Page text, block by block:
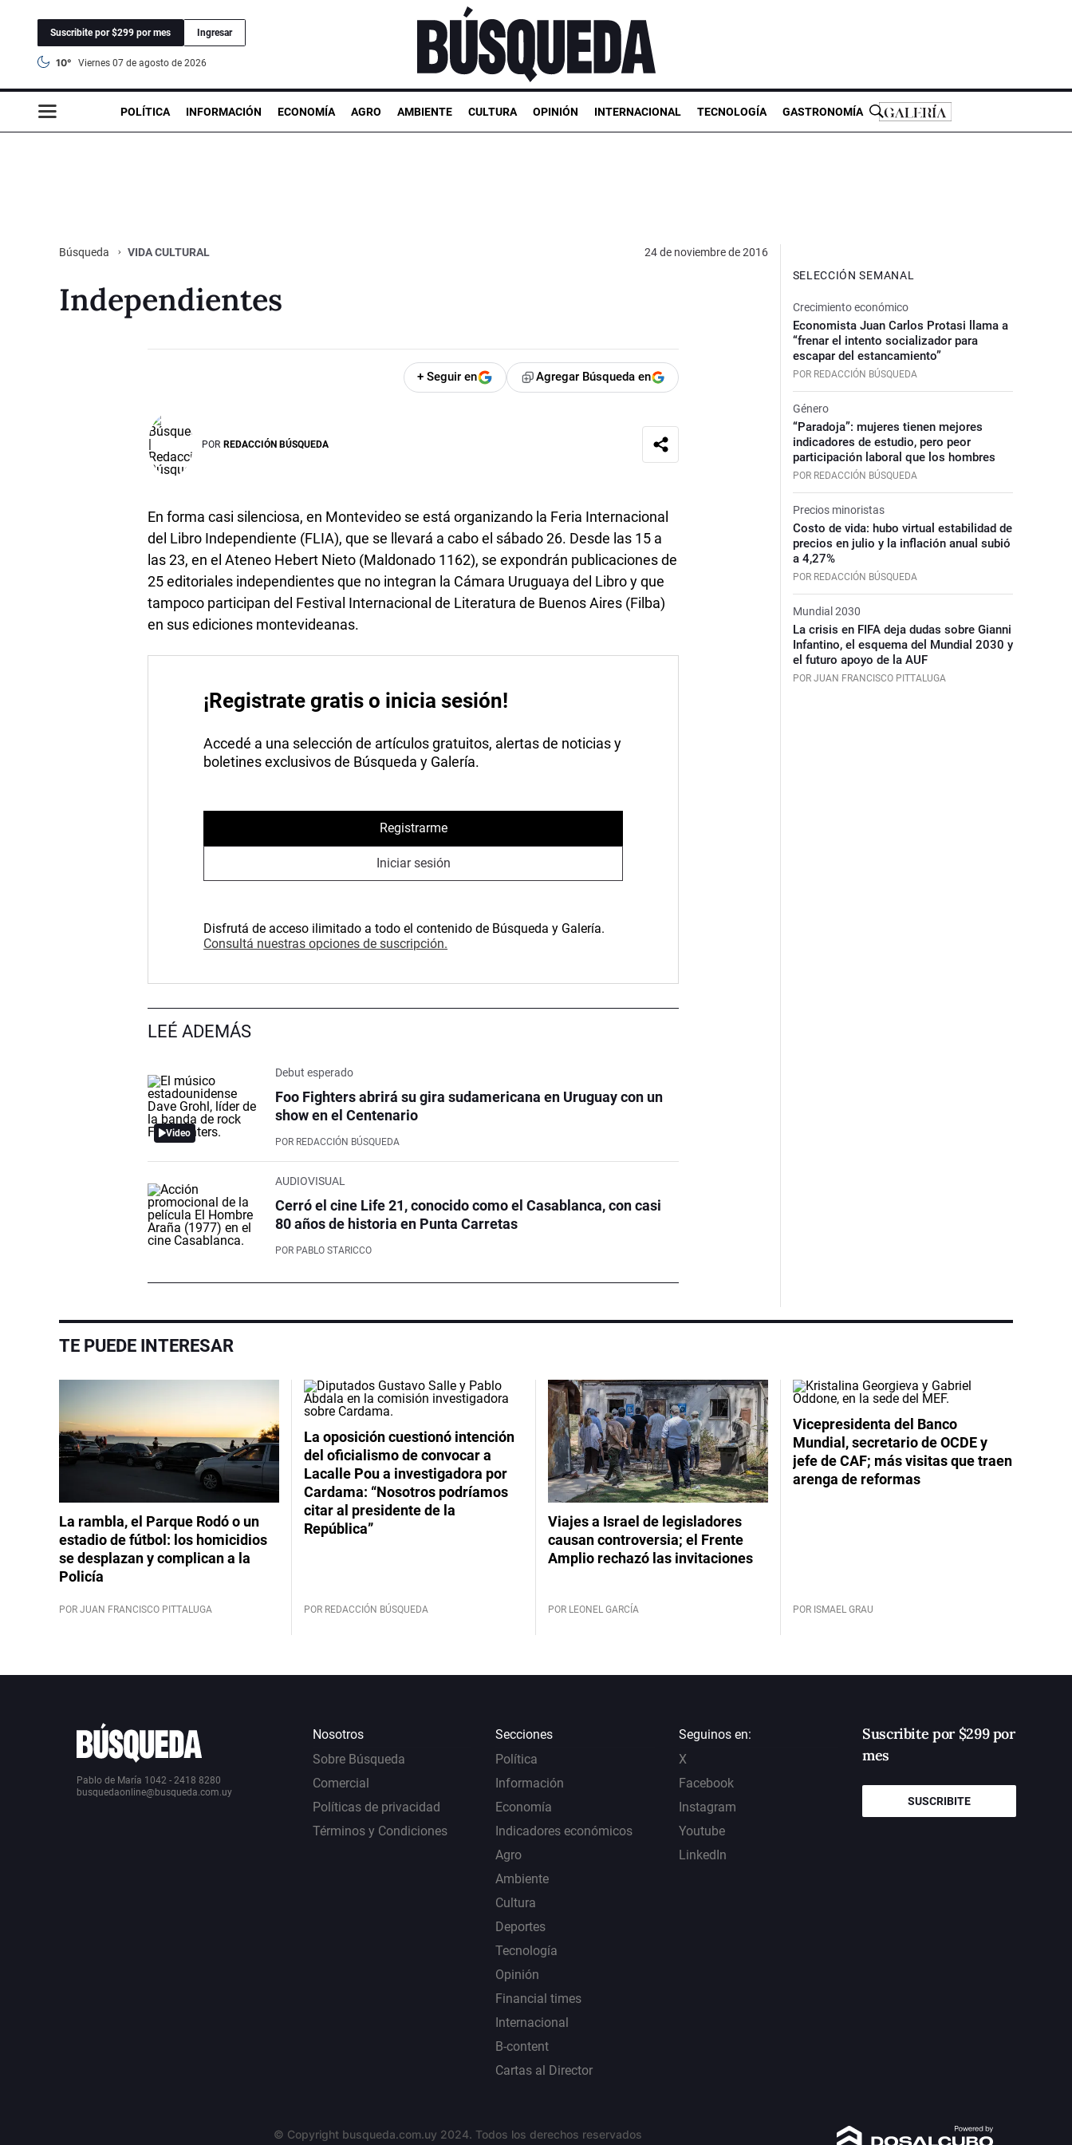
Suscribite por $299 por mes Ingresar
10° viernes 07 de agosto de 2026
POLÍTICA INFORMACIÓN ECONOMÍA AGRO AMBIENTE CULTURA OPINIÓN INTERNACIONAL TECNOLOGÍA GASTRONOMÍA
Búsqueda VIDA CULTURAL 24 de noviembre de 2016
Independientes
+ Seguir en Agregar Búsqueda en
POR REDACCIÓN BÚSQUEDA
En forma casi silenciosa, en Montevideo se está organizando la Feria Internacional
del Libro Independiente (FLIA), que se llevará a cabo el sábado 26. Desde las 15 a
las 23, en el Ateneo Hebert Nieto (Maldonado 1162), se expondrán publicaciones de
25 editoriales independientes que no integran la Cámara Uruguaya del Libro y que
tampoco participan del Festival Internacional de Literatura de Buenos Aires (Filba)
en sus ediciones montevideanas.
¡Registrate gratis o inicia sesión!
Accedé a una selección de artículos gratuitos, alertas de noticias y
boletines exclusivos de Búsqueda y Galería.
Registrarme
Iniciar sesión
Disfrutá de acceso ilimitado a todo el contenido de Búsqueda y Galería.
Consultá nuestras opciones de suscripción.
LEÉ ADEMÁS
Video
Debut esperado
Foo Fighters abrirá su gira sudamericana en Uruguay con un
show en el Centenario
POR REDACCIÓN BÚSQUEDA
AUDIOVISUAL
Cerró el cine Life 21, conocido como el Casablanca, con casi
80 años de historia en Punta Carretas
POR PABLO STARICCO
SELECCIÓN SEMANAL
Crecimiento económico
Economista Juan Carlos Protasi llama a
“frenar el intento socializador para
escapar del estancamiento”
POR REDACCIÓN BÚSQUEDA
Género
“Paradoja”: mujeres tienen mejores
indicadores de estudio, pero peor
participación laboral que los hombres
POR REDACCIÓN BÚSQUEDA
Precios minoristas
Costo de vida: hubo virtual estabilidad de
precios en julio y la inflación anual subió
a 4,27%
POR REDACCIÓN BÚSQUEDA
Mundial 2030
La crisis en FIFA deja dudas sobre Gianni
Infantino, el esquema del Mundial 2030 y
el futuro apoyo de la AUF
POR JUAN FRANCISCO PITTALUGA
TE PUEDE INTERESAR
La rambla, el Parque Rodó o un
estadio de fútbol: los homicidios
se desplazan y complican a la
Policía
POR JUAN FRANCISCO PITTALUGA
La oposición cuestionó intención
del oficialismo de convocar a
Lacalle Pou a investigadora por
Cardama: “Nosotros podríamos
citar al presidente de la
República”
POR REDACCIÓN BÚSQUEDA
Viajes a Israel de legisladores
causan controversia; el Frente
Amplio rechazó las invitaciones
POR LEONEL GARCÍA
Vicepresidenta del Banco
Mundial, secretario de OCDE y
jefe de CAF; más visitas que traen
arenga de reformas
POR ISMAEL GRAU
Pablo de María 1042 - 2418 8280
busquedaonline@busqueda.com.uy
Nosotros
Sobre Búsqueda
Comercial
Políticas de privacidad
Términos y Condiciones
Secciones
Política
Información
Economía
Indicadores económicos
Agro
Ambiente
Cultura
Deportes
Tecnología
Opinión
Financial times
Internacional
B-content
Cartas al Director
Seguinos en:
X
Facebook
Instagram
Youtube
LinkedIn
Suscribite por $299 por
mes
SUSCRIBITE
© Copyright busqueda.com.uy 2024. Todos los derechos reservados